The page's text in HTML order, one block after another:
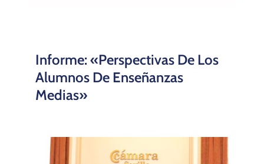
Informe: «Perspectivas De Los
Alumnos De Enseñanzas
Medias»